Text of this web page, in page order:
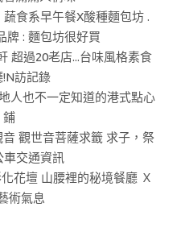
蔬食系早午餐X酸種麵包坊 .
牌 : 麵包坊很好買
超過20老店...台味風格素食
!N訪記錄
人也不一定知道的港式點心
鋪
觀世音菩薩求籤 求子，祭
車交通資訊
花壇 山腰裡的秘境餐廳 Ｘ
術氣息